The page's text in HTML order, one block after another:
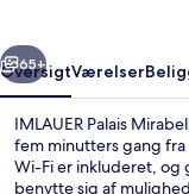
Næste
65+
OversigtVærelser
IMLAUER Palais
fem minutters gang fra
Wi-Fi er inkluderet, og
benytte sig af